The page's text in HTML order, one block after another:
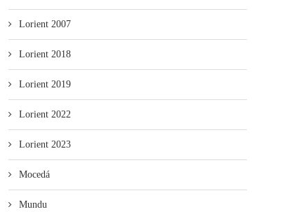
Lorient 2007
Lorient 2018
Lorient 2019
Lorient 2022
Lorient 2023
Mocedá
Mundu